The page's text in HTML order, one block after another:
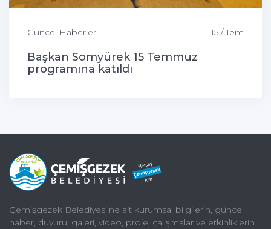
Güncel Haberler 15 / Tem
Başkan Somyürek 15 Temmuz
programına katıldı
Çemişgezek Belediyesi'ne ait kurumsal bilgilerin, güncel
haber, duyuru, galeri, video, proje, çalışmalar ve etkinliklerin